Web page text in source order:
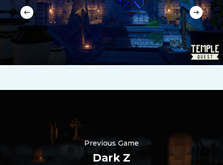
Previous Game
Dark Z